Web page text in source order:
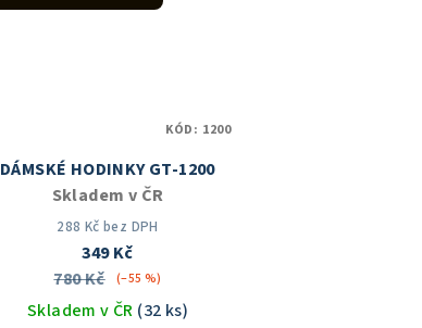
DÁMSKÉ HODINKY GT-1200
Skladem v ČR
288 Kč bez DPH
349 Kč
780 Kč
(–55 %)
Skladem v ČR (32 ks)
KÓD: 1200